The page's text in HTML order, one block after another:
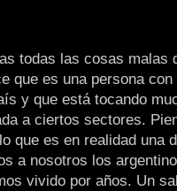
todas las cosas malas
que es una persona
y que está tocando
a ciertos sectores.
que es en realidad una
a nosotros los
vivido por años. Un